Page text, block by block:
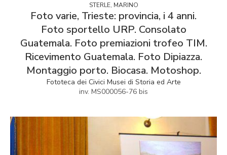
STERLE, MARINO
Foto varie, Trieste: provincia, i 4 anni.
Foto sportello URP. Consolato
Guatemala. Foto premiazioni trofeo TIM.
Ricevimento Guatemala. Foto Dipiazza.
Montaggio porto. Biocasa. Motoshop.
Fototeca dei Civici Musei di Storia ed Arte
inv. MS000056-76 bis